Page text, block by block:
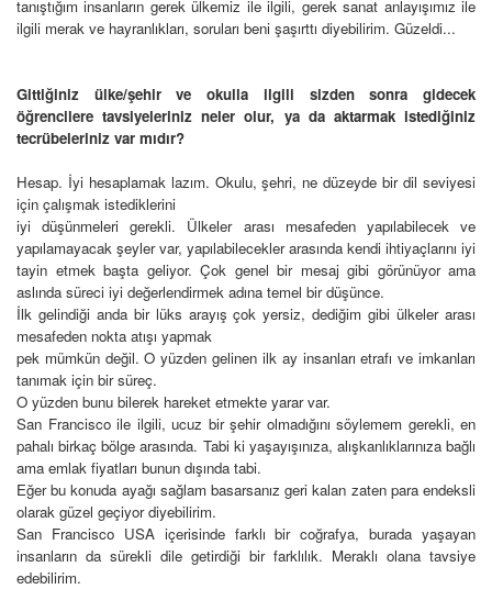
tanıştığım insanların gerek ülkemiz ile ilgili, gerek sanat anlayışımız ile
ilgili merak ve hayranlıkları, soruları beni şaşırttı diyebilirim. Güzeldi...
Gittiğiniz ülke/şehir ve okulla ilgili sizden sonra gidecek
öğrencilere tavsiyeleriniz neler olur, ya da aktarmak istediğiniz
tecrübeleriniz var mıdır?
Hesap. İyi hesaplamak lazım. Okulu, şehri, ne düzeyde bir dil seviyesi
için çalışmak istediklerini
iyi düşünmeleri gerekli. Ülkeler arası mesafeden yapılabilecek ve
yapılamayacak şeyler var, yapılabilecekler arasında kendi ihtiyaçlarını iyi
tayin etmek başta geliyor. Çok genel bir mesaj gibi görünüyor ama
aslında süreci iyi değerlendirmek adına temel bir düşünce.
İlk gelindiği anda bir lüks arayış çok yersiz, dediğim gibi ülkeler arası
mesafeden nokta atışı yapmak
pek mümkün değil. O yüzden gelinen ilk ay insanları etrafı ve imkanları
tanımak için bir süreç.
O yüzden bunu bilerek hareket etmekte yarar var.
San Francisco ile ilgili, ucuz bir şehir olmadığını söylemem gerekli, en
pahalı birkaç bölge arasında. Tabi ki yaşayışınıza, alışkanlıklarınıza bağlı
ama emlak fiyatları bunun dışında tabi.
Eğer bu konuda ayağı sağlam basarsanız geri kalan zaten para endeksli
olarak güzel geçiyor diyebilirim.
San Francisco USA içerisinde farklı bir coğrafya, burada yaşayan
insanların da sürekli dile getirdiği bir farklılık. Meraklı olana tavsiye
edebilirim.